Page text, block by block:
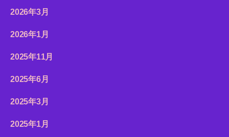
2026年3月
2026年1月
2025年11月
2025年6月
2025年3月
2025年1月